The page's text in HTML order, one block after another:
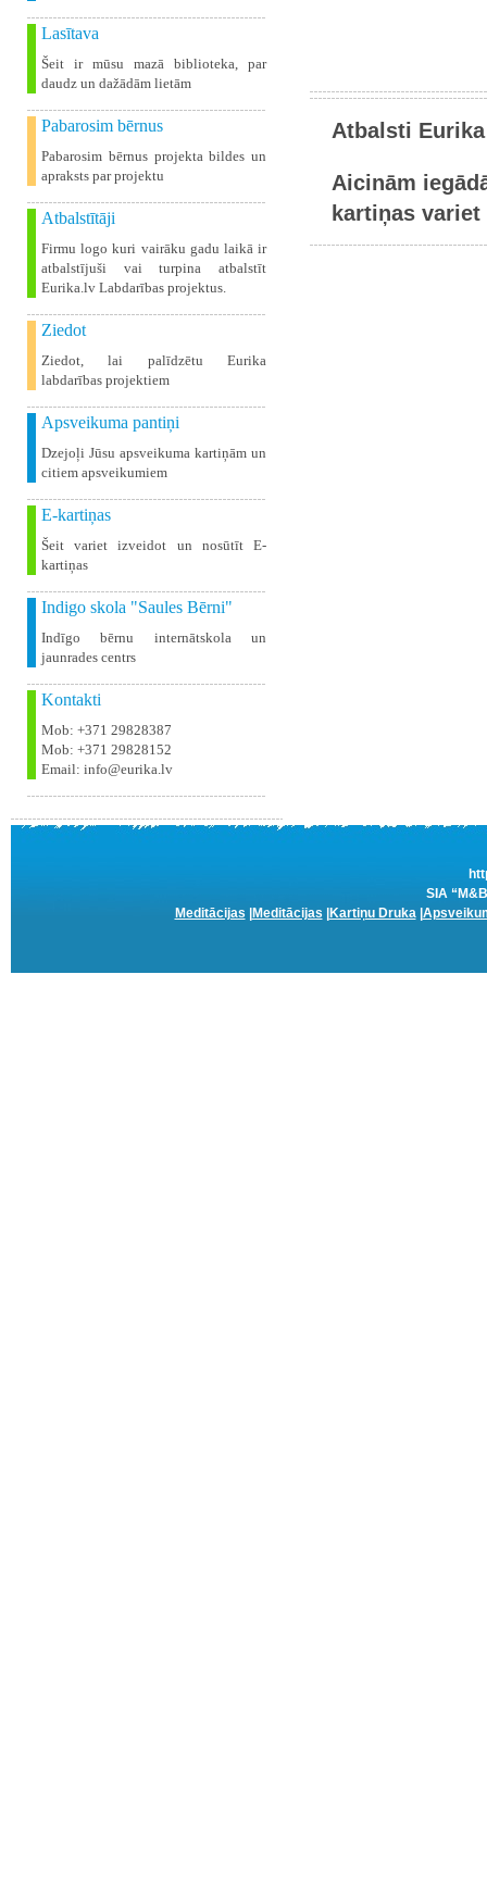
Lasītava
Šeit ir mūsu mazā biblioteka, par
daudz un dažādām lietām
Pabarosim bērnus
Pabarosim bērnus projekta bildes un
apraksts par projektu
Atbalstītāji
Firmu logo kuri vairāku gadu laikā ir
atbalstījuši vai turpina atbalstīt
Eurika.lv Labdarības projektus.
Ziedot
Ziedot, lai palīdzētu Eurika
labdarības projektiem
Apsveikuma pantiņi
Dzejoļi Jūsu apsveikuma kartiņām un
citiem apsveikumiem
E-kartiņas
Šeit variet izveidot un nosūtīt E-
kartiņas
Indigo skola "Saules Bērni"
Indīgo bērnu internātskola un
jaunrades centrs
Kontakti
Mob: +371 29828387
Mob: +371 29828152
Email: info@eurika.lv
Atbalsti
Aicinām
kartiņas variet
SIA
Meditācijas
Meditācijas Kartiņu Druka|